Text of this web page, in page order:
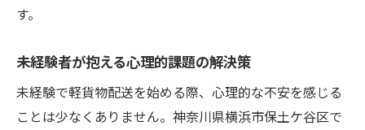
す。
未経験者が抱える心理的課題の解決策
未経験で軽貨物配送を始める際、心理的な不安を感じる
ことは少なくありません。神奈川県横浜市保土ケ谷区で